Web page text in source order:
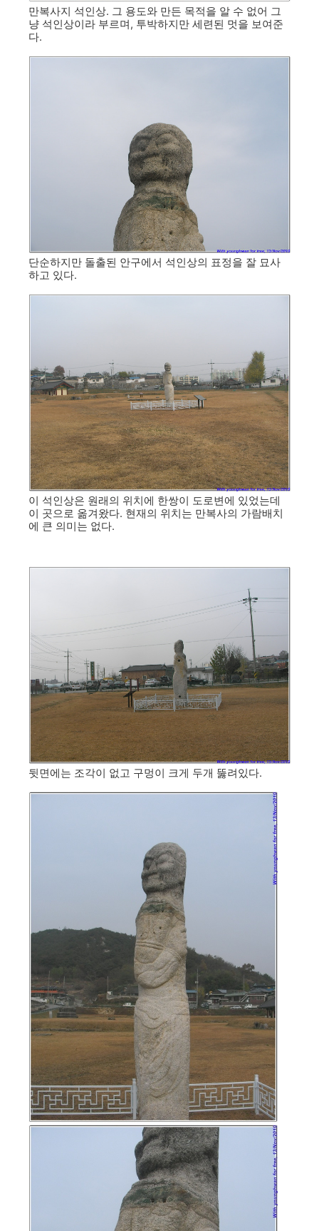
만복사지 석인상. 그 용도와 만든 목적을 알 수 없어 그
냥 석인상이라 부르며, 투박하지만 세련된 멋을 보여준
다.
단순하지만 돌출된 안구에서 석인상의 표정을 잘 묘사
하고 있다.
이 석인상은 원래의 위치에 한쌍이 도로변에 있었는데
이 곳으로 옮겨왔다. 현재의 위치는 만복사의 가람배치
에 큰 의미는 없다.
뒷면에는 조각이 없고 구멍이 크게 두개 뚫려있다.